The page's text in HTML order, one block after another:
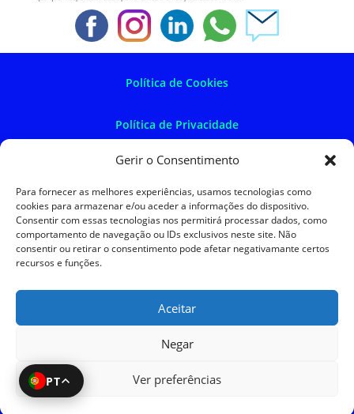
Gerir o Consentimento
Para fornecer as melhores experiências, usamos tecnologias como
cookies para armazenar e/ou aceder a informações do dispositivo.
Consentir com essas tecnologias nos permitirá processar dados, como
comportamento de navegação ou IDs exclusivos neste site. Não
consentir ou retirar o consentimento pode afetar negativamante certos
recursos e funções.
Aceitar
Negar
Ver preferências
PT
Política de Cookies
Política de Privacidade
Política de Devoluções
Termos e Condições
Resolução de Litígios
SKySIGMA